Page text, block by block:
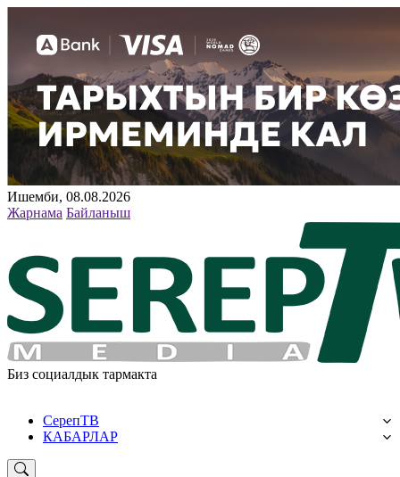
Ишемби, 08.08.2026
Жарнама Байланыш
Биз социалдык тармакта
СерепТВ
КАБАРЛАР